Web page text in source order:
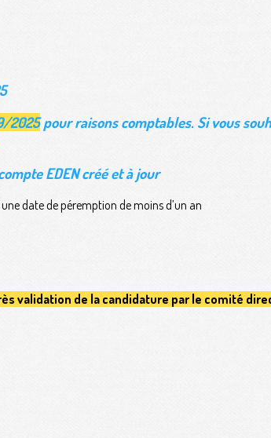
2025pour raisons comptables. Si vous
EDEN créé et à jour
date de péremption de moins d’un an
validation de la candidature par le comité